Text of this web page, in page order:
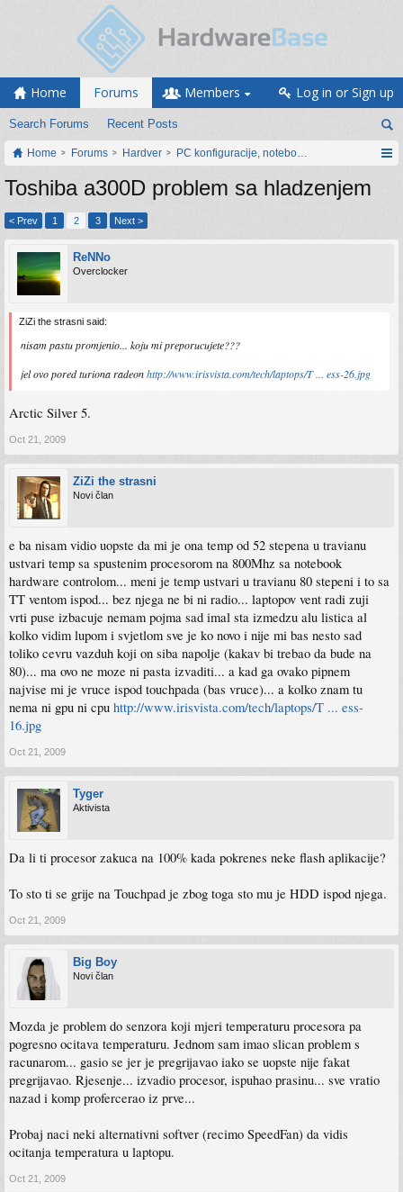
Home Forums
Search Forums Recent Posts
Members Log in or Sign up
Home Forums Hardver PC konfiguracije, notebook računari, servis
Toshiba a300D problem sa hladzenjem
< Prev 1 2 3 Next >
ReNNo
Overclocker
ZiZi the strasni said:
nisam pastu promjenio... koju mi preporucujete???
jel ovo pored turiona radeonhttp://www.irisvista.com/tech/laptops/T ... ess-26.jpg
Arctic Silver 5.
Oct 21, 2009
ZiZi the strasni
Novi član
e ba nisam vidio uopste da mi je ona temp od 52 stepena u travianu
ustvari temp sa spustenim procesorom na 800Mhz sa notebook
hardware controlom... meni je temp ustvari u travianu 80 stepeni i to sa
TT ventom ispod... bez njega ne bi ni radio... laptopov vent radi zuji
vrti puse izbacuje nemam pojma sad imal sta izmedzu alu listica al
kolko vidim lupom i svjetlom sve je ko novo i nije mi bas nesto sad
toliko cevru vazduh koji on siba napolje (kakav bi trebao da bude na
80)... ma ovo ne moze ni pasta izvaditi... a kad ga ovako pipnem
najvise mi je vruce ispod touchpada (bas vruce)... a kolko znam tu
nema ni gpu ni cpu http://www.irisvista.com/tech/laptops/T ... ess-
16.jpg
Oct 21, 2009
Tyger
Aktivista
Da li ti procesor zakuca na 100% kada pokrenes neke flash aplikacije?
To sto ti se grije na Touchpad je zbog toga sto mu je HDD ispod njega.
Oct 21, 2009
Big Boy
Novi član
Mozda je problem do senzora koji mjeri temperaturu procesora pa
pogresno ocitava temperaturu. Jednom sam imao slican problem s
racunarom... gasio se jer je pregrijavao iako se uopste nije fakat
pregrijavao. Rjesenje... izvadio procesor, ispuhao prasinu... sve vratio
nazad i komp profercerao iz prve...
Probaj naci neki alternativni softver (recimo SpeedFan) da vidis
ocitanja temperatura u laptopu.
Oct 21, 2009